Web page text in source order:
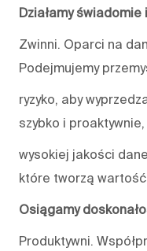
Działamy świadomie
Zwinni. Oparci na
Podejmujemy
ryzyko, aby
szybko i
wysokiej jakości
które tworzą
Osiągamy
Produktywni.